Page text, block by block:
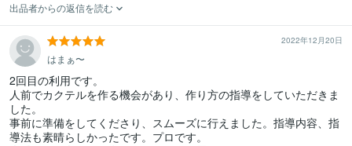
出品者からの返信を読む
2022年12月20日
はまぁ〜
2回目の利用です。
人前でカクテルを作る機会があり、作り方の指導をしていただきま
した。
事前に準備をしてくださり、スムーズに行えました。指導内容、指
導法も素晴らしかったです。プロです。